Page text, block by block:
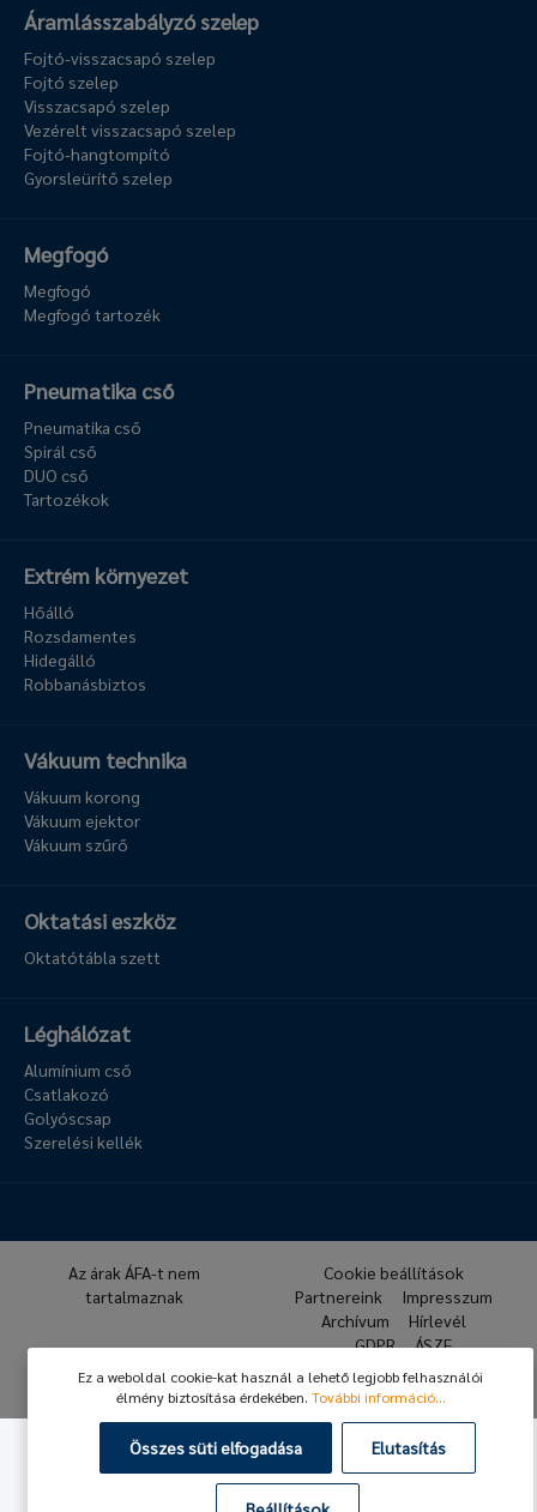
Áramlásszabályzó szelep
Fojtó-visszacsapó szelep
Fojtó szelep
Visszacsapó szelep
Vezérelt visszacsapó szelep
Fojtó-hangtompító
Gyorsleürítő szelep
Megfogó
Megfogó
Megfogó tartozék
Pneumatika cső
Pneumatika cső
Spirál cső
DUO cső
Tartozékok
Extrém környezet
Hőálló
Rozsdamentes
Hidegálló
Robbanásbiztos
Vákuum technika
Vákuum korong
Vákuum ejektor
Vákuum szűrő
Oktatási eszköz
Oktatótábla szett
Léghálózat
Alumínium cső
Csatlakozó
Golyóscsap
Szerelési kellék
© 2026 Hafner Pneumatika
Az árak ÁFA-t nem
tartalmaznak
Cookie beállítások
Partnereink
Impresszum
Archívum
Hírlevél
GDPR
ÁSZF
Ez a weboldal cookie-kat használ a lehető legjobb felhasználói
élmény biztosítása érdekében. További információ...
Összes süti elfogadása Elutasítás